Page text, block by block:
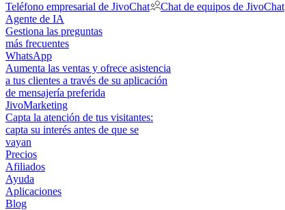
Teléfono empresarial de JivoChat
Chat de equipos de JivoChat
Agente de IA
Gestiona las preguntas
más frecuentes
WhatsApp
Aumenta las ventas y ofrece asistencia
a tus clientes a través de su aplicación
de mensajería preferida
JivoMarketing
Capta la atención de tus visitantes:
capta su interés antes de que se
vayan
Precios
Afiliados
Ayuda
Aplicaciones
Blog